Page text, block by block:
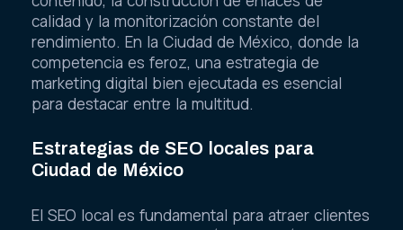
calidad y la monitorización constante del
rendimiento. En la Ciudad de México, donde la
competencia es feroz, una estrategia de
marketing digital bien ejecutada es esencial
para destacar entre la multitud.
Estrategias de SEO locales para
Ciudad de México
El SEO local es fundamental para atraer clientes